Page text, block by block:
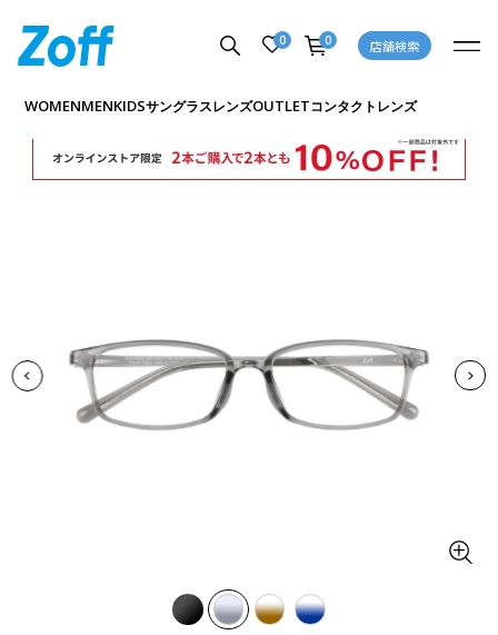
0 0 店舗検索
WOMENMENKIDSサングラスレンズOUTLETコンタクトレンズ
商品詳細ページへ